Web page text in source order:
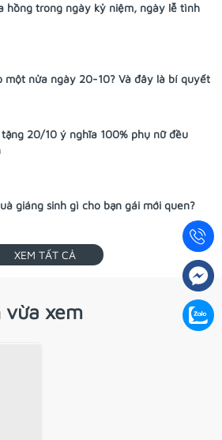
hồng trong ngày kỷ niệm, ngày lễ tình
một nửa ngày 20-10? Và đây là bí quyết
20/10 ý nghĩa 100% phụ nữ đều
giáng sinh gì cho bạn gái mới quen?
XEM TẤT CẢ
vừa xem